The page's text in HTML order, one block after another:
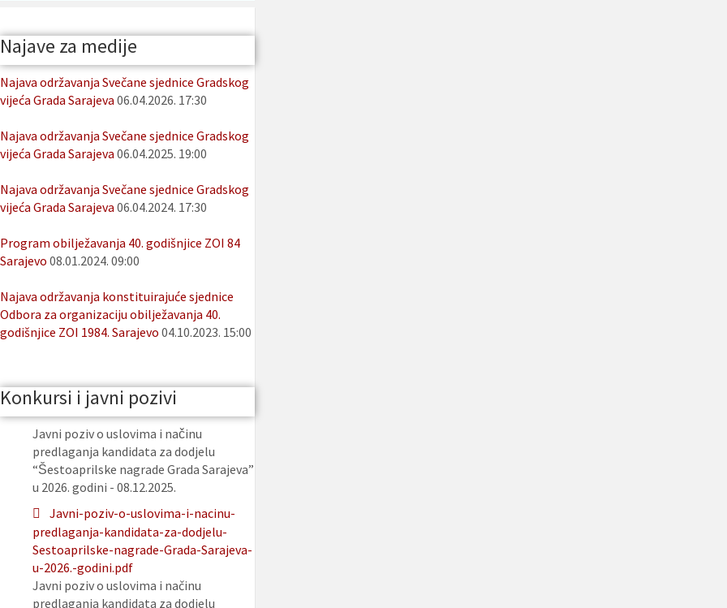
Najave za medije
Najava održavanja Svečane sjednice Gradskog
vijeća Grada Sarajeva 06.04.2026. 17:30
Najava održavanja Svečane sjednice Gradskog
vijeća Grada Sarajeva 06.04.2025. 19:00
Najava održavanja Svečane sjednice Gradskog
vijeća Grada Sarajeva 06.04.2024. 17:30
Program obilježavanja 40. godišnjice ZOI 84
Sarajevo 08.01.2024. 09:00
Najava održavanja konstituirajuće sjednice
Odbora za organizaciju obilježavanja 40.
godišnjice ZOI 1984. Sarajevo 04.10.2023. 15:00
Konkursi i javni pozivi
Javni poziv o uslovima i načinu
predlaganja kandidata za dodjelu
“Šestoaprilske nagrade Grada Sarajeva”
u 2026. godini - 08.12.2025.
Javni-poziv-o-uslovima-i-nacinu-
predlaganja-kandidata-za-dodjelu-
Sestoaprilske-nagrade-Grada-Sarajeva-
u-2026.-godini.pdf
Javni poziv o uslovima i načinu
predlaganja kandidata za dodjelu